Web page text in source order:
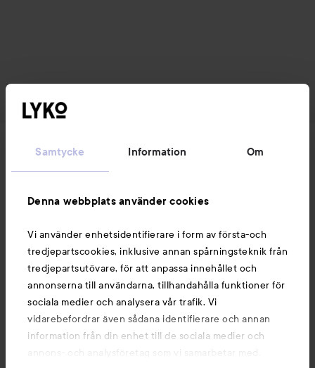
Samtycke Information Om
Denna webbplats använder cookies
Vi använder enhetsidentifierare i form av första-och
tredjepartscookies, inklusive annan spårningsteknik från
tredjepartsutövare, för att anpassa innehållet och
annonserna till användarna, tillhandahålla funktioner för
sociala medier och analysera vår trafik. Vi
vidarebefordrar även sådana identifierare och annan
information från din enhet till de sociala medier och
annons- och analysföretag som vi samarbetar med.
Nyheter och erbjudanden
Följ oss
Kundservice
Information
Du kanske också gillar